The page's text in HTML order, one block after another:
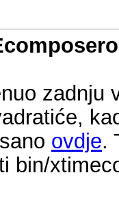
zadnju
ovdje.
bin/